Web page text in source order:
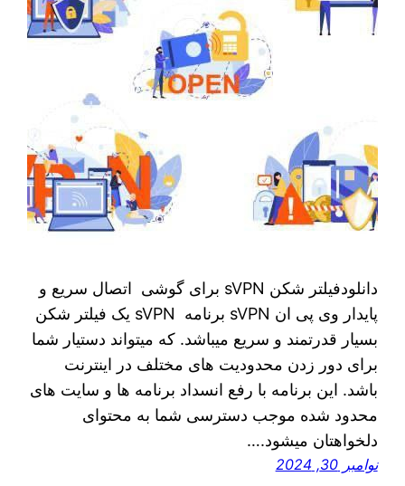
دانلودفیلتر شکن sVPN برای گوشی اتصال سریع و
پایدار وی پی ان sVPN برنامه sVPN یک فیلتر شکن
بسیار قدرتمند و سریع میباشد. که میتواند دستیار شما
برای دور زدن محدودیت های مختلف در اینترنت
باشد. این برنامه با رفع انسداد برنامه ها و سایت های
محدود شده موجب دسترسی شما به محتوای
دلخواهتان میشود.…
نوامبر 30, 2024